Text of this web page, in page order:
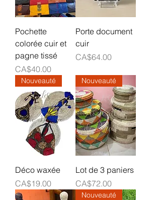
Pochette
colorée cuir et
pagne tissé
Prix
CA$40.00
Porte document
cuir
Prix
CA$64.00
Nouveauté
Déco waxée
Prix
CA$19.00
Nouveauté
Lot de 3 paniers
Prix
CA$72.00
Nouveauté